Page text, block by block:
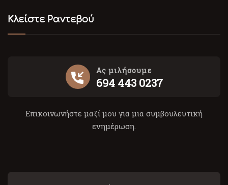
Κλείστε Ραντεβού
Ας μιλήσουμε
694 443 0237
Επικοινωνήστε μαζί μου για μια συμβουλευτική
ενημέρωση.